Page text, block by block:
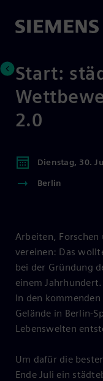
Start:
2.0
Dienstag, 30.
Berlin
Arbeiten, Forschen
vereinen: Das
bei der Gründung
einem
In den
Gelände in Berlin-
Lebenswelten
Um dafür die
Ende Juli ein